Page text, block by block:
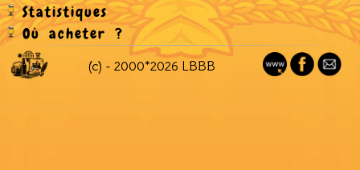
Statistiques
Où acheter ?
(c) - 2000*2026 LBBB